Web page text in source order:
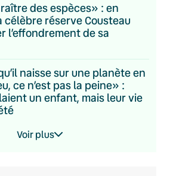
des espèces» : en
célèbre réserve Cousteau
l’effondrement de sa
naisse sur une planète en
ce n’est pas la peine» :
un enfant, mais leur vie
Voir plus